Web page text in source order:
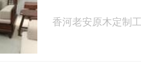
香河老安原木定制